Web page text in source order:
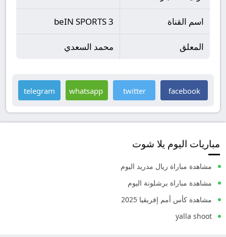
اسم القناة beIN SPORTS 3
المعلق محمد السعدي
facebook
twitter
whatsapp
telegram
مباريات اليوم يلا شوت
مشاهدة مباراة ريال مدريد اليوم
مشاهدة مباراة برشلونة اليوم
مشاهدة كأس أمم إفريقيا 2025
yalla shoot